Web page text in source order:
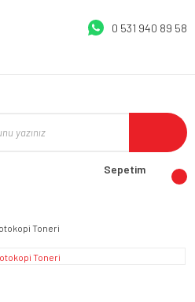
0 531 940 89 58
Sepetim